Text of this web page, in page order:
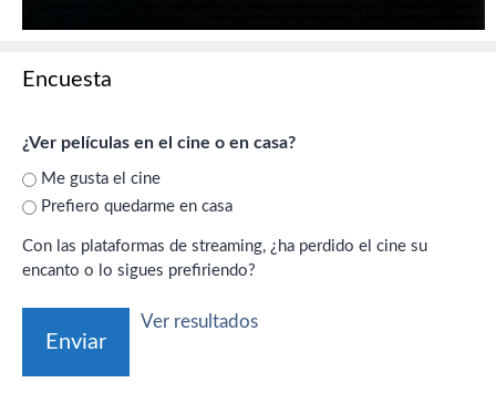
Encuesta
¿Ver películas en el cine o en casa?
Me gusta el cine
Prefiero quedarme en casa
Con las plataformas de streaming, ¿ha perdido el cine su
encanto o lo sigues prefiriendo?
Ver resultados